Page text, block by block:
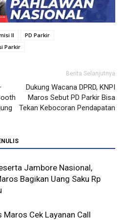
II
PD Parkir
Parkir
Berita Selanjutnya
Dukung Wacana DPRD, KNPI
Maros Sebut PD Parkir Bisa
Tekan Kebocoran Pendapatan
Jambore Nasional,
Bagikan Uang Saku Rp
Maros Cek Layanan Call